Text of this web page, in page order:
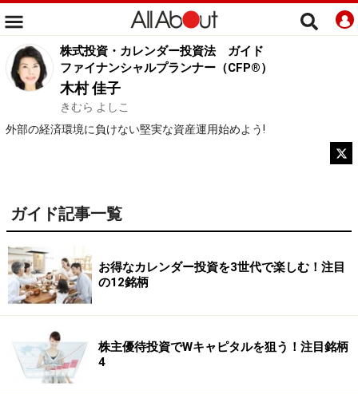
株式投資・カレンダー投資法
ガイド
ファイナンシャルプランナー（CFP®）
木村 佳子
きむら よしこ
外部の経済環境に負けない堅実な資産運用始めよう!
ガイド記事一覧
お得なカレンダー投資を3世代で楽しむ！注目
の12銘柄
株主優待投資でWキャピタルを狙う！注目銘柄
4